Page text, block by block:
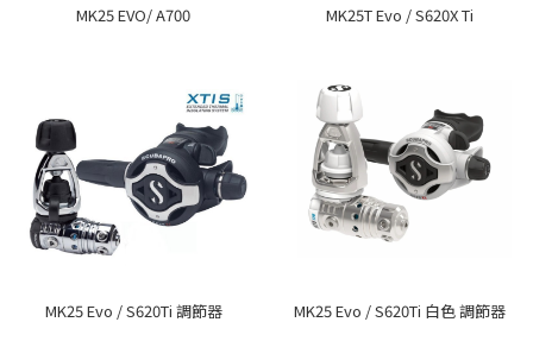
MK25 EVO/ A700 MK25T Evo / S620X Ti
MK25 Evo / S620Ti 調節器 MK25 Evo / S620Ti 白色 調節器